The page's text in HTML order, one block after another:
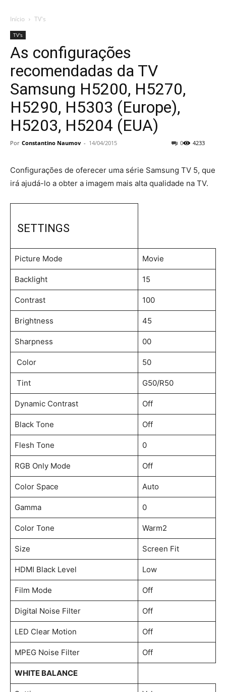
Início TV's
TV's
As configurações
recomendadas da TV
Samsung H5200, H5270,
H5290, H5303 (Europe),
H5203, H5204 (EUA)
Por Constantino Naumov - 14/04/2015 4233
0
Configurações de oferecer uma série Samsung TV 5, que
irá ajudá-lo a obter a imagem mais alta qualidade na TV.
SETTINGS
Picture Mode Movie
Backlight 15
Contrast 100
Brightness 45
Sharpness 00
Color 50
Tint G50/R50
Dynamic Contrast Off
Black Tone Off
Flesh Tone 0
RGB Only Mode Off
Color Space Auto
Gamma 0
Color Tone Warm2
Size Screen Fit
HDMI Black Level Low
Film Mode Off
Digital Noise Filter Off
LED Clear Motion Off
MPEG Noise Filter Off
WHITE BALANCE